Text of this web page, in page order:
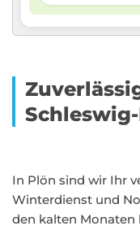
In Plön sind wir Ihr
Winterdienst und
den kalten